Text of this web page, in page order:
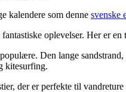
kalendere som denne svenske
oplevelser. Her er
Den lange
kitesurfing.
der er perfekte til